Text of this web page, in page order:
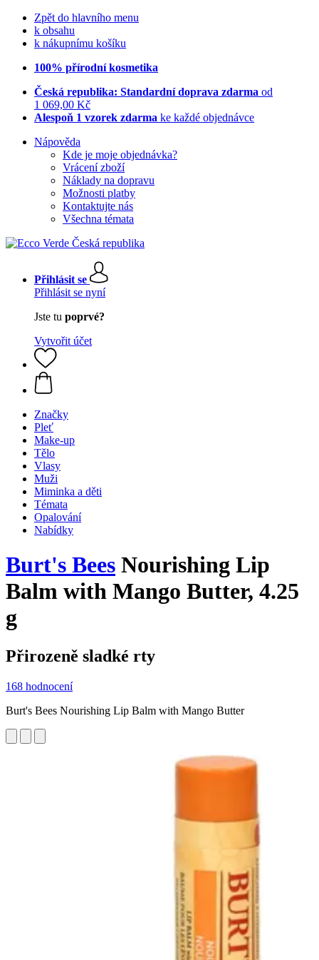
Zpět do hlavního menu
k obsahu
k nákupnímu košíku
100% přírodní kosmetika
Česká republika: Standardní doprava zdarma od
1 069,00 Kč
Alespoň 1 vzorek zdarma ke každé objednávce
Nápověda
Kde je moje objednávka?
Vrácení zboží
Náklady na dopravu
Možnosti platby
Kontaktujte nás
Všechna témata
Přihlásit se
Přihlásit se nyní
Jste tu poprvé?
Vytvořit účet
Značky
Pleť
Make-up
Tělo
Vlasy
Muži
Miminka a děti
Témata
Opalování
Nabídky
Burt's Bees Nourishing Lip
Balm with Mango Butter, 4.25
g
Přirozeně sladké rty
168 hodnocení
Burt's Bees Nourishing Lip Balm with Mango Butter